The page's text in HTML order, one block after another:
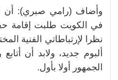
وأضاف (رامي صبري): أن
في الكويت طلبت إقامة
نظرا لإرتباطاتي الفنية
ألبوم جديد، ولابد أن
الجمهور أولا بأول.